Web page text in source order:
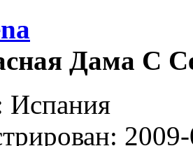
Дама С
Испания